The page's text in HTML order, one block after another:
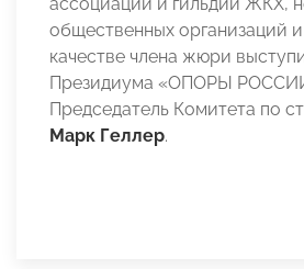
общественных организаций
качестве члена жюри
Президиума «ОПОРЫ
Председатель Комитета по
Марк Геллер.